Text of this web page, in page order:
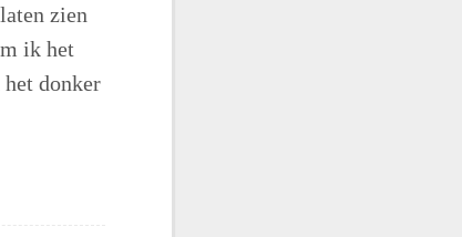
zien
ik het
het donker